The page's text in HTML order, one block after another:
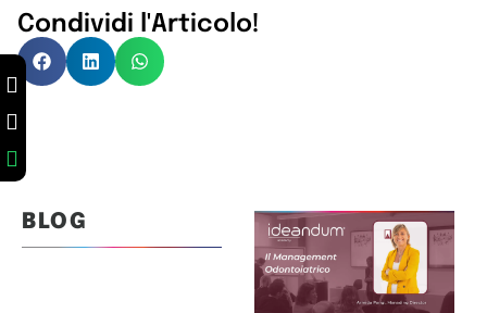
Condividi l'Articolo!
BLOG